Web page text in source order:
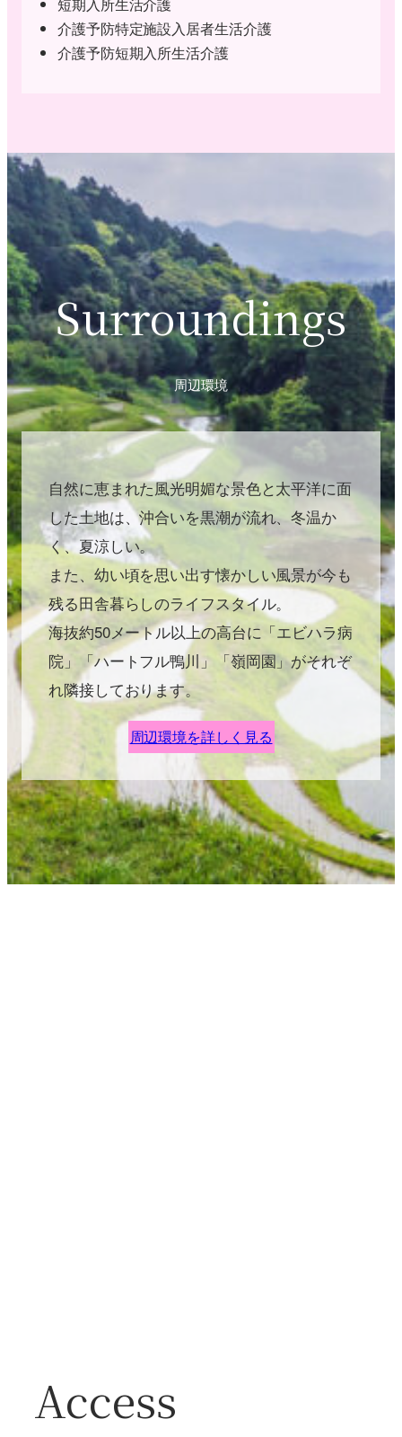
介護予防特定施設入居者生活介護
介護予防短期入所生活介護
Surroundings
周辺環境
自然に恵まれた風光明媚な景色と太平洋に面
した土地は、沖合いを黒潮が流れ、冬温か
く、夏涼しい。
また、幼い頃を思い出す懐かしい風景が今も
残る田舎暮らしのライフスタイル。
海抜約50メートル以上の高台に「エビハラ病
院」「ハートフル鴨川」「嶺岡園」がそれぞ
れ隣接しております。
周辺環境を詳しく見る
Access